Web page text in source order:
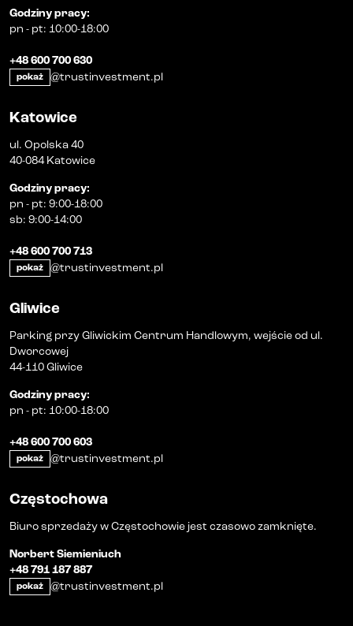
Godziny pracy:
pn - pt: 10:00-18:00
+48 600 700 630
pokaż @trustinvestment.pl
Katowice
ul. Opolska 40
40-084 Katowice
Godziny pracy:
pn - pt: 9:00-18:00
sb: 9:00-14:00
+48 600 700 713
pokaż @trustinvestment.pl
Gliwice
Parking przy Gliwickim Centrum Handlowym, wejście od ul.
Dworcowej
44-110 Gliwice
Godziny pracy:
pn - pt: 10:00-18:00
+48 600 700 603
pokaż @trustinvestment.pl
Częstochowa
Biuro sprzedaży w Częstochowie jest czasowo zamknięte.
Norbert Siemieniuch
+48 791 187 887
pokaż @trustinvestment.pl